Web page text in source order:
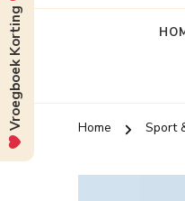
Home Sport
Vroegboek Korting